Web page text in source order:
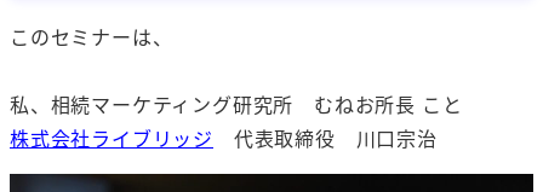
このセミナーは、
私、相続マーケティング研究所 むねお所長 こと
株式会社ライブリッジ 代表取締役 川口宗治